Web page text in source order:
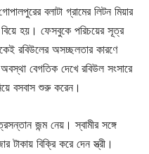
বলাটা গ্রামের লিটন মিয়ার
হয়। ফেসবুকে পরিচয়ের সূত্র
রবিউলের অসচ্ছলতার কারণে
বেগতিক দেখে রবিউল সংসারে
বসবাস শুরু করেন।
জন্ম নেয়। স্বামীর সঙ্গে
বিক্রি করে দেন স্ত্রী।